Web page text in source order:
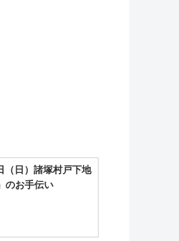
（日）諸塚村戸下地
のお手伝い